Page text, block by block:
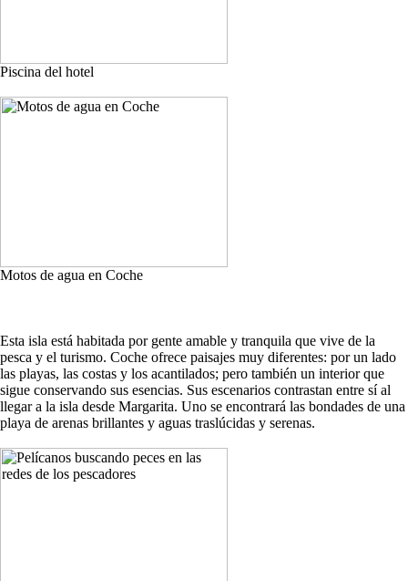
Piscina del hotel
Motos de agua en Coche
Esta isla está habitada por gente amable y tranquila que vive de la
pesca y el turismo. Coche ofrece paisajes muy diferentes: por un lado
las playas, las costas y los acantilados; pero también un interior que
sigue conservando sus esencias. Sus escenarios contrastan entre sí al
llegar a la isla desde Margarita. Uno se encontrará las bondades de una
playa de arenas brillantes y aguas traslúcidas y serenas.